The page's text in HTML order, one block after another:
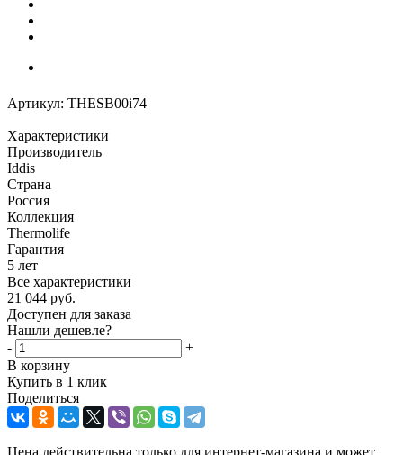
Артикул: THESB00i74
Характеристики
Производитель
Iddis
Страна
Россия
Коллекция
Thermolife
Гарантия
5 лет
Все характеристики
21 044 руб.
Доступен для заказа
Нашли дешевле?
-
+
В корзину
Купить в 1 клик
Поделиться
Цена действительна только для интернет-магазина и может